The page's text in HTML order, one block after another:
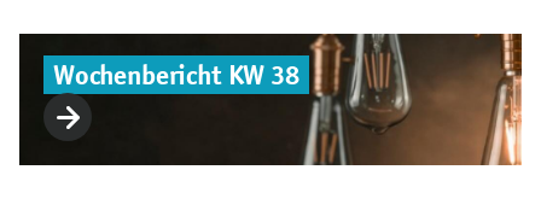
Wochenbericht KW 38